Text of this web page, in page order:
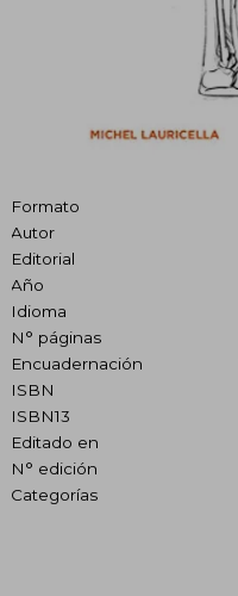
Formato
Autor
Editorial
Año
Idioma
N° páginas
Encuadernación
ISBN
ISBN13
Editado en
N° edición
Categorías